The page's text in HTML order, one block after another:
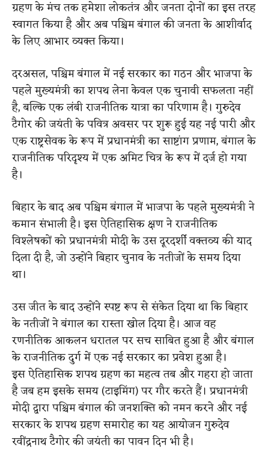
ग्रहण के मंच तक हमेशा लोकतंत्र और जनता दोनों का इस तरह
स्वागत किया है और अब पश्चिम बंगाल की जनता के आशीर्वाद
के लिए आभार व्यक्त किया।
दरअसल, पश्चिम बंगाल में नई सरकार का गठन और भाजपा के
पहले मुख्यमंत्री का शपथ लेना केवल एक चुनावी सफलता नहीं
है, बल्कि एक लंबी राजनीतिक यात्रा का परिणाम है। गुरुदेव
टैगोर की जयंती के पवित्र अवसर पर शुरू हुई यह नई पारी और
एक राष्ट्रसेवक के रूप में प्रधानमंत्री का साष्टांग प्रणाम, बंगाल के
राजनीतिक परिदृश्य में एक अमिट चित्र के रूप में दर्ज हो गया
है।
बिहार के बाद अब पश्चिम बंगाल में भाजपा के पहले मुख्यमंत्री ने
कमान संभाली है। इस ऐतिहासिक क्षण ने राजनीतिक
विश्लेषकों को प्रधानमंत्री मोदी के उस दूरदर्शी वक्तव्य की याद
दिला दी है, जो उन्होंने बिहार चुनाव के नतीजों के समय दिया
था।
उस जीत के बाद उन्होंने स्पष्ट रूप से संकेत दिया था कि बिहार
के नतीजों ने बंगाल का रास्ता खोल दिया है। आज वह
रणनीतिक आकलन धरातल पर सच साबित हुआ है और बंगाल
के राजनीतिक दुर्ग में एक नई सरकार का प्रवेश हुआ है।
इस ऐतिहासिक शपथ ग्रहण का महत्व तब और गहरा हो जाता
है जब हम इसके समय (टाइमिंग) पर गौर करते हैं। प्रधानमंत्री
मोदी द्वारा पश्चिम बंगाल की जनशक्ति को नमन करने और नई
सरकार के शपथ ग्रहण समारोह का यह आयोजन गुरुदेव
रवींद्रनाथ टैगोर की जयंती का पावन दिन भी है।